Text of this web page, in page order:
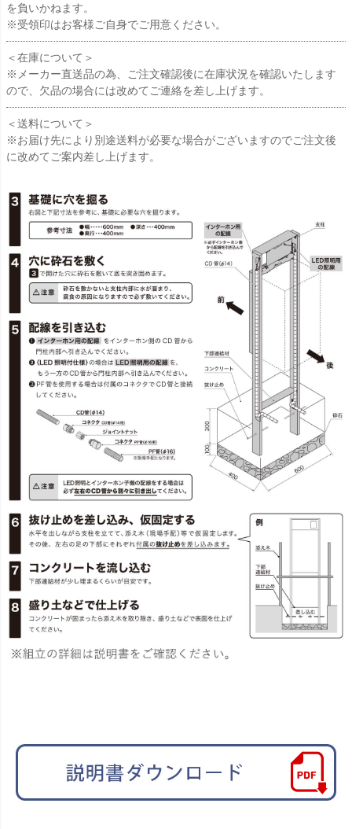
を負いかねます。
※受領印はお客様ご自身でご用意ください。
＜在庫について＞
※メーカー直送品の為、ご注文確認後に在庫状況を確認いたします
ので、欠品の場合には改めてご連絡を差し上げます。
＜送料について＞
※お届け先により別途送料が必要な場合がございますのでご注文後
に改めてご案内差し上げます。